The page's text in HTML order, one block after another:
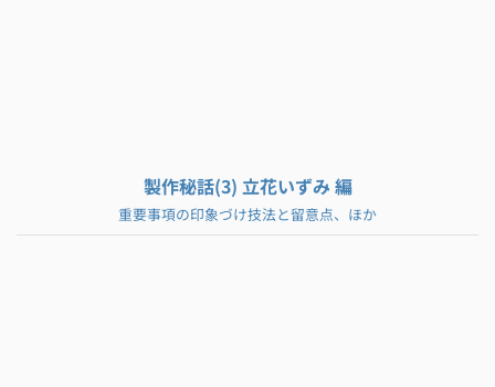
製作秘話(3) 立花いずみ 編
重要事項の印象づけ技法と留意点、ほか